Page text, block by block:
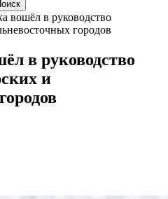
вошёл в руководство
городов
в руководство
и